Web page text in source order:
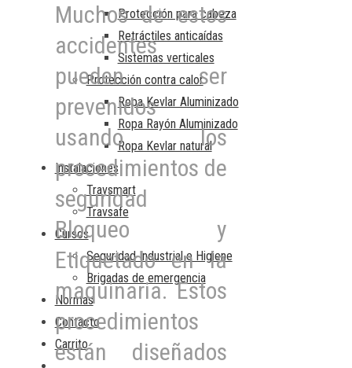
Protección para cabeza
Retráctiles anticaídas
Sistemas verticales
Protección contra calor
Ropa Kevlar Aluminizado
Ropa Rayón Aluminizado
Ropa Kevlar natural
Instalaciones
Travsmart
Travsafe
Cursos
Seguridad Industrial e Higiene
Brigadas de emergencia
Normas
Contacto
Carrito
Muchos de estos
accidentes
pueden ser
prevenidos
usando los
procedimientos de
seguridad
Bloqueo y
Etiquetado en la
maquinaria. Estos
procedimientos
están diseñados